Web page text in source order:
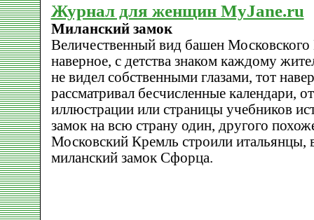
Журнал для женщин MyJane.ru
Миланский замок
Величественный вид башен
наверное, с детства знаком каждому
не видел собственными глазами, тот
рассматривал бесчисленные календари,
иллюстрации или страницы учебников
замок на всю страну один, другого
Московский Кремль строили итальянцы,
миланский замок Сфорца.